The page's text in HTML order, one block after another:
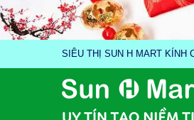
SIÊU THỊ SUN H MART KÍNH